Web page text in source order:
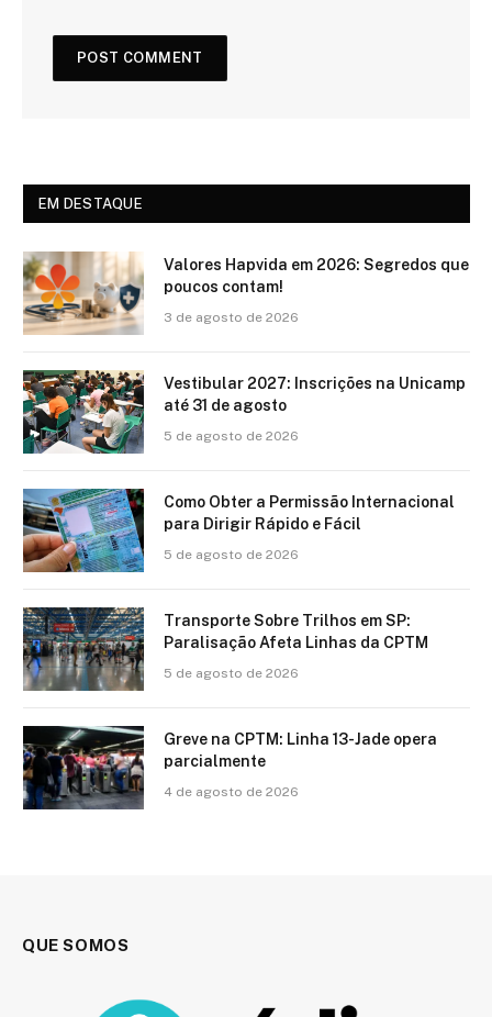
EM DESTAQUE
Valores Hapvida em 2026: Segredos que
poucos contam!
3 de agosto de 2026
Vestibular 2027: Inscrições na Unicamp
até 31 de agosto
5 de agosto de 2026
Como Obter a Permissão Internacional
para Dirigir Rápido e Fácil
5 de agosto de 2026
Transporte Sobre Trilhos em SP:
Paralisação Afeta Linhas da CPTM
5 de agosto de 2026
Greve na CPTM: Linha 13-Jade opera
parcialmente
4 de agosto de 2026
QUE SOMOS